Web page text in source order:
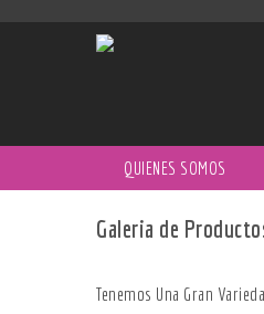
QUIENES SOMOS
Galeria de
Tenemos Una Gran